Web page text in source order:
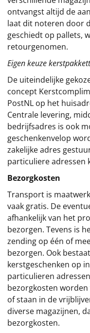
ontvangst altijd de
laat dit noteren door
geschiedt op pallets,
retourgenomen.
Eigen keuze
De uiteindelijke
concept
PostNL op het
Centrale levering,
bedrijfsadres is ook
geschenkenvelop
zakelijke adres
particuliere adressen
Bezorgkosten
Transport is
vaak gratis. De
afhankelijk van het
bezorgen. Tevens is
zending op één of
bezorgen. Ook
kerstgeschenken op
particulieren
bezorgkosten
of staan in de
diverse magazijnen,
bezorgkosten.